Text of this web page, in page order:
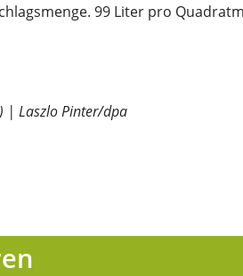
99 Liter pro
| Laszlo Pinter/dpa